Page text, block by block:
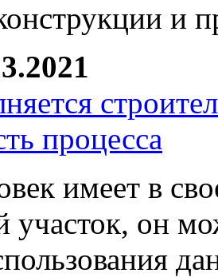
и
процесса
имеет в
участок, он